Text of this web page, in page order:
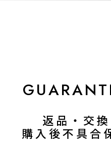
返品・交換
購入後不具合